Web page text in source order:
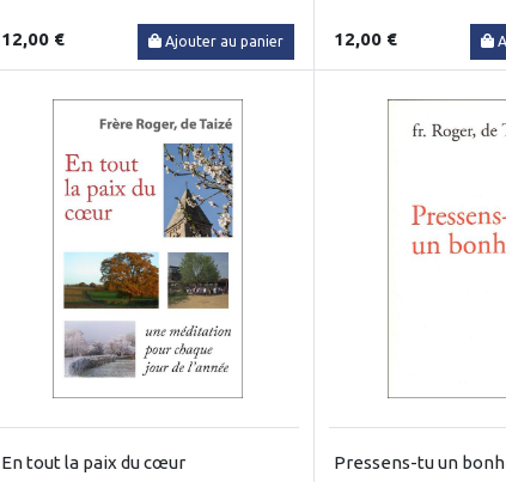
12,00 € Ajouter au panier 12,00 €
En tout la paix du cœur Pressens-tu un